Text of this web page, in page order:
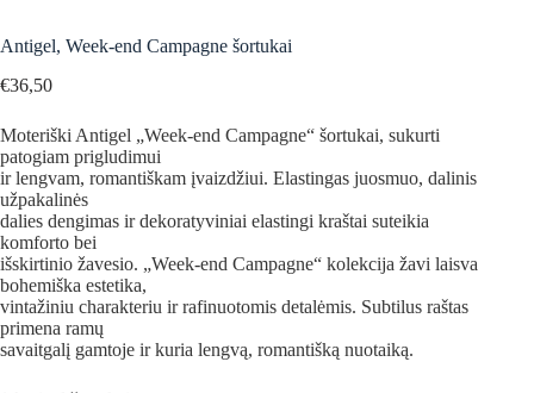
Antigel, Week-end Campagne šortukai
€36,50
Moteriški Antigel „Week-end Campagne“ šortukai, sukurti
patogiam prigludimui
ir lengvam, romantiškam įvaizdžiui. Elastingas juosmuo, dalinis
užpakalinės
dalies dengimas ir dekoratyviniai elastingi kraštai suteikia
komforto bei
išskirtinio žavesio. „Week-end Campagne“ kolekcija žavi laisva
bohemiška estetika,
vintažiniu charakteriu ir rafinuotomis detalėmis. Subtilus raštas
primena ramų
savaitgalį gamtoje ir kuria lengvą, romantišką nuotaiką.